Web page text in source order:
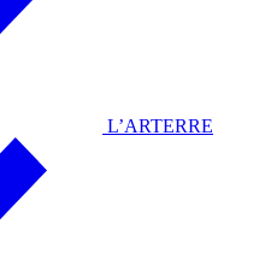
L’ARTERRE